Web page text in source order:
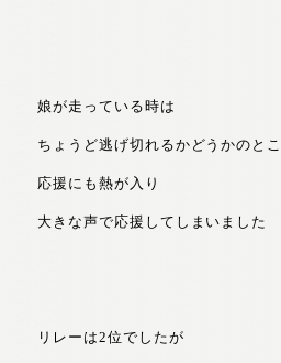
娘が走っている時は
ちょうど逃げ切れるかどうかのと
応援にも熱が入り
大きな声で応援してしまいました
リレーは2位でしたが